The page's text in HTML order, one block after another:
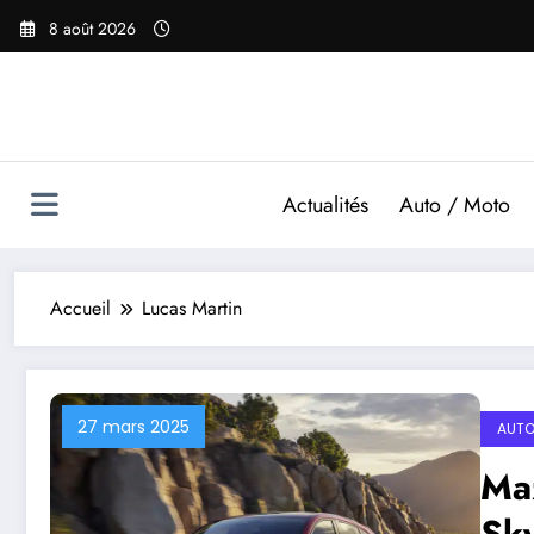
Aller
8 août 2026
Actualités Auto / Moto
Accueil Lucas Martin
27 mars 2025